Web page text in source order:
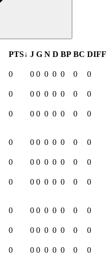
PTS↓ J G N D BP BC DIFF
0 0 0 0 0 0 0 0
0 0 0 0 0 0 0 0
0 0 0 0 0 0 0 0
0 0 0 0 0 0 0 0
0 0 0 0 0 0 0 0
0 0 0 0 0 0 0 0
0 0 0 0 0 0 0 0
0 0 0 0 0 0 0 0
0 0 0 0 0 0 0 0